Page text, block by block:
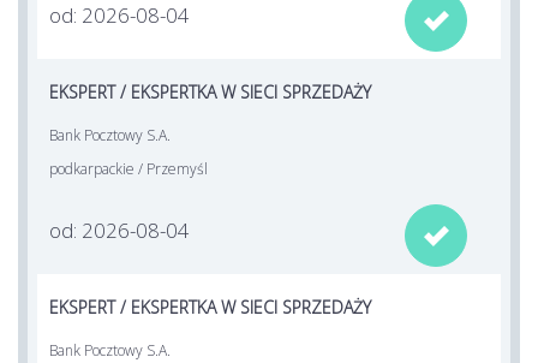
od: 2026-08-04 
EKSPERT / EKSPERTKA W SIECI SPRZEDAŻY
Bank Pocztowy S.A.
podkarpackie / Przemyśl
od: 2026-08-04 
EKSPERT / EKSPERTKA W SIECI SPRZEDAŻY
Bank Pocztowy S.A.